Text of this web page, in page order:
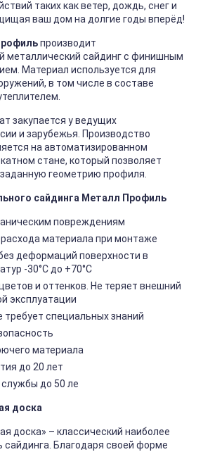
таких как ветер, дождь, снег и
ваш дом на долгие годы вперёд!
производит
металлический сайдинг с финишным
Материал используется для
в том числе в составе
закупается у ведущих
и зарубежья. Производство
на автоматизированном
стане, который позволяет
геометрию профиля.
сайдинга Металл Профиль
повреждениям
материала при монтаже
деформаций поверхности в
-30°C до +70°C
и оттенков. Не теряет внешний
эксплуатации
специальных знаний
материала
до 20 лет
до 50 ле
доска
доска» – классический наиболее
Благодаря своей форме